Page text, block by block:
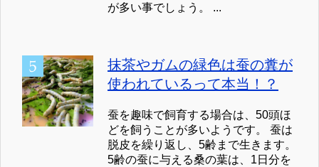
が多い事でしょう。 ...
抹茶やガムの緑色は蚕の糞が
使われているって本当！？
蚕を趣味で飼育する場合は、50頭ほ
どを飼うことが多いようです。 蚕は
脱皮を繰り返し、5齢まで生きます。
5齢の蚕に与える桑の葉は、1日分を